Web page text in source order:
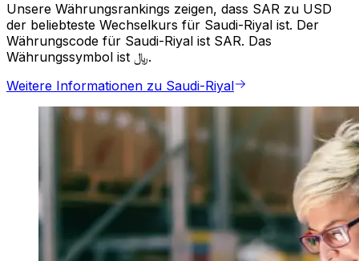
Unsere Währungsrankings zeigen, dass SAR zu USD
der beliebteste Wechselkurs für Saudi-Riyal ist. Der
Währungscode für Saudi-Riyal ist SAR. Das
Währungssymbol ist ﷼.
Weitere Informationen zu Saudi-Riyal